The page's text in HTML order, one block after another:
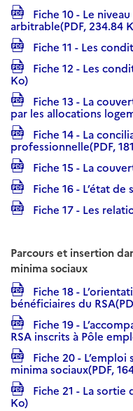
Fiche 10 - Le
arbitrable(PDF, 234.84
Fiche 11 - Les
Fiche 12 - Les
Ko)
Fiche 13 - La
par les allocations
Fiche 14 - La
professionnelle(PDF,
Fiche 15 - La
Fiche 16 - L’état de
Fiche 17 - Les
Parcours et insertion
minima sociaux
Fiche 18 -
bénéficiaires du
Fiche 19 -
RSA inscrits à Pôle
Fiche 20 -
minima sociaux(PDF,
Fiche 21 - La sortie
Ko)